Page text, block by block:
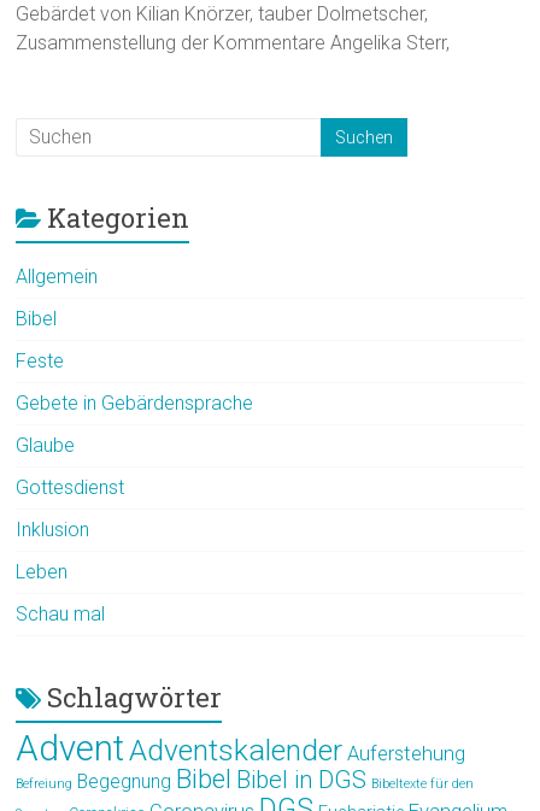
Gebärdet von Kilian Knörzer, tauber Dolmetscher,
Zusammenstellung der Kommentare Angelika Sterr,
Kategorien
Allgemein
Bibel
Feste
Gebete in Gebärdensprache
Glaube
Gottesdienst
Inklusion
Leben
Schau mal
Schlagwörter
AdventAdventskalender Auferstehung
Befreiung Begegnung Bibel Bibel in DGS Bibeltexte für den